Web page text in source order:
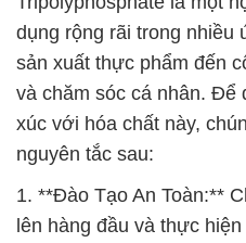
dụng rộng rãi trong nhiều
sản xuất thực phẩm đến
và chăm sóc cá nhân. Để
xúc với hóa chất này,
nguyên tắc sau:
1. **Đào Tạo An Toàn:**
lên hàng đầu và thực